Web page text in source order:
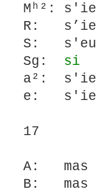
Mʰ²:
R:
S:
Sg: si
a²:
e:
17
A:
B: mas